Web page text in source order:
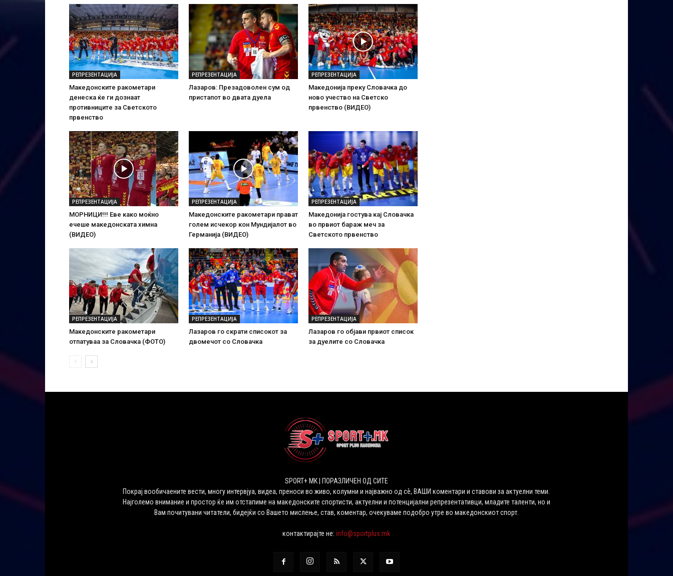
РЕПРЕЗЕНТАЦИЈА
Македонските ракометари
денеска ќе ги дознаат
противниците за Светското
првенство
РЕПРЕЗЕНТАЦИЈА
Лазаров: Презадоволен сум од
пристапот во двата дуела
РЕПРЕЗЕНТАЦИЈА
Македонија преку Словачка до
ново учество на Светско
првенство (ВИДЕО)
РЕПРЕЗЕНТАЦИЈА
МОРНИЦИ!!! Еве како моќно
ечеше македонската химна
(ВИДЕО)
РЕПРЕЗЕНТАЦИЈА
Македонските ракометари прават
голем исчекор кон Мундијалот во
Германија (ВИДЕО)
РЕПРЕЗЕНТАЦИЈА
Македонија гостува кај Словачка
во првиот бараж меч за
Светското првенство
РЕПРЕЗЕНТАЦИЈА
Македонските ракометари
отпатуваа за Словачка (ФОТО)
РЕПРЕЗЕНТАЦИЈА
Лазаров го скрати списокот за
двомечот со Словачка
РЕПРЕЗЕНТАЦИЈА
Лазаров го објави првиот список
за дуелите со Словачка
SPORT+ MK | ПОРАЗЛИЧЕН ОД СИТЕ
Покрај вообичаените вести, многу интервјуа, видеа, преноси во живо, колумни и најважно од сѐ, ВАШИ коментари и ставови за актуелни теми.
Најголемо внимание и простор ќе им отстапиме на македонските спортисти, актуелни и потенцијални репрезентативци, младите таленти, но и
Вам почитувани читатели, бидејќи со Вашето мислење, став, коментар, очекуваме подобро утре во македонскиот спорт.
контактирајте не:info@sportplus.mk